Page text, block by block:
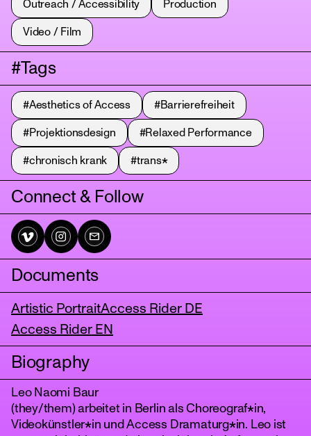
Outreach / Accessibility Production
Video / Film
#Tags
#Aesthetics of Access #Barrierefreiheit
#Projektionsdesign #Relaxed Performance
#chronisch krank #trans*
Connect & Follow
Documents
Artistic PortraitAccess Rider DE
Access Rider EN
Biography
Leo Naomi Baur
(they/them) arbeitet in Berlin als Choreograf*in,
Videokünstler*in und Access Dramaturg*in. Leo ist
tanz